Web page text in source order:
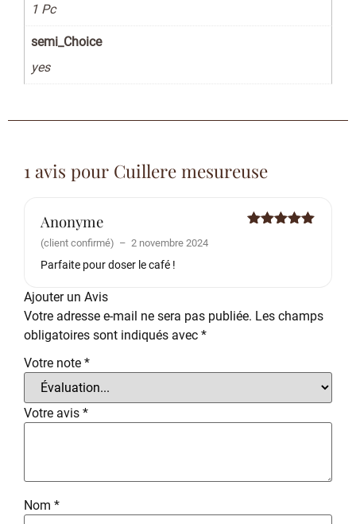
1 Pc
semi_Choice
yes
1 avis pour Cuillere mesureuse
Anonyme
(client confirmé) – 2 novembre 2024
Parfaite pour doser le café !
Ajouter un Avis
Votre adresse e-mail ne sera pas publiée. Les champs
obligatoires sont indiqués avec *
Votre note *
Votre avis *
Nom *